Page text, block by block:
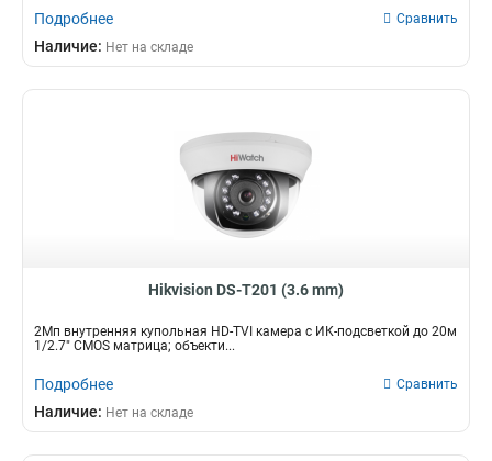
Подробнее Сравнить
Наличие: Нет на складе
Hikvision DS-T201 (3.6 mm)
2Мп внутренняя купольная HD-TVI камера с ИК-подсветкой до 20м
1/2.7" CMOS матрица; объекти...
Подробнее Сравнить
Наличие: Нет на складе